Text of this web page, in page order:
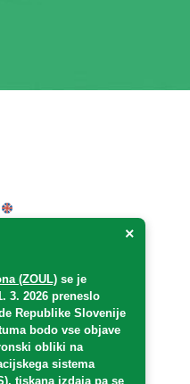
×
(ZOUL) se je
3. 2026 preneslo
Republike Slovenije
bodo vse objave
obliki na
sistema
tiskana izdaja pa se